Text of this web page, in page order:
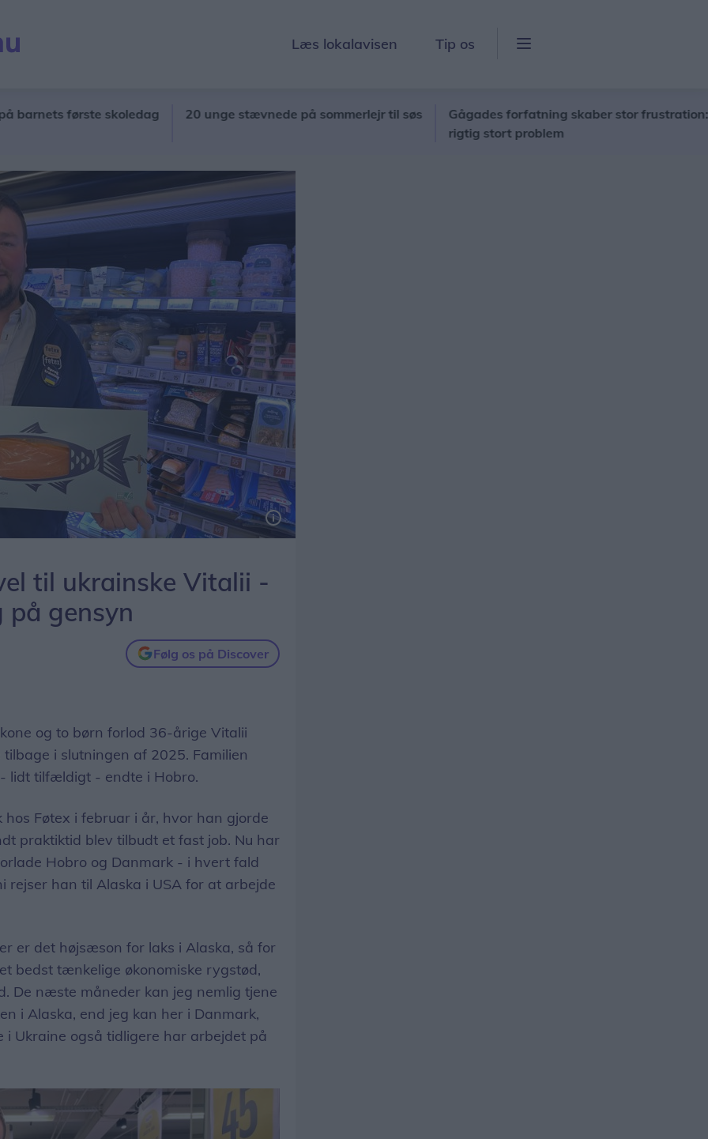
Læs lokalavisen Tip os
første skoledag 20 unge stævnede på sommerlejr til søs
Gågades forfatning skaber stor frustration: - Det
rigtig stort problem
til ukrainske Vitalii -
gensyn
Følg os på Discover
og to børn forlod 36-årige Vitalii
i slutningen af 2025. Familien
lidt tilfældigt - endte i Hobro.
Føtex i februar i år, hvor han gjorde
praktiktid blev tilbudt et fast job. Nu har
Hobro og Danmark - i hvert fald
rejser han til Alaska i USA for at arbejde
er det højsæson for laks i Alaska, så for
bedst tænkelige økonomiske rygstød,
De næste måneder kan jeg nemlig tjene
i Alaska, end jeg kan her i Danmark,
Ukraine også tidligere har arbejdet på